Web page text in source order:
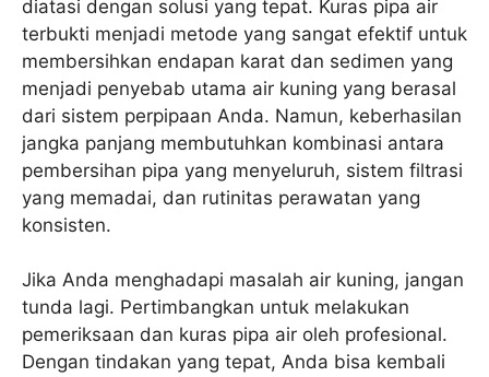
diatasi dengan solusi yang tepat. Kuras pipa air
terbukti menjadi metode yang sangat efektif untuk
membersihkan endapan karat dan sedimen yang
menjadi penyebab utama air kuning yang berasal
dari sistem perpipaan Anda. Namun, keberhasilan
jangka panjang membutuhkan kombinasi antara
pembersihan pipa yang menyeluruh, sistem filtrasi
yang memadai, dan rutinitas perawatan yang
konsisten.
Jika Anda menghadapi masalah air kuning, jangan
tunda lagi. Pertimbangkan untuk melakukan
pemeriksaan dan kuras pipa air oleh profesional.
Dengan tindakan yang tepat, Anda bisa kembali